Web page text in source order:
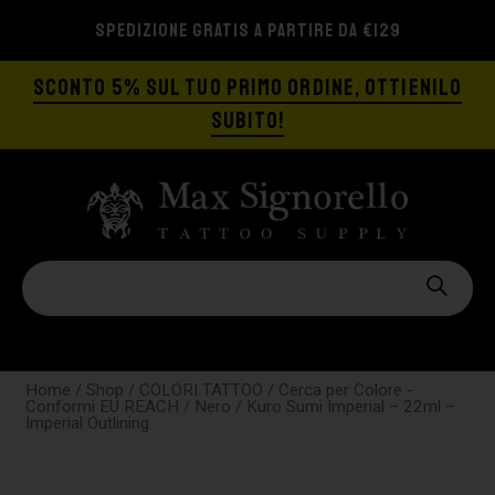
SPEDIZIONE GRATIS A PARTIRE DA €129
SCONTO 5% SUL TUO PRIMO ORDINE, OTTIENILO
SUBITO!
Home / Shop / COLORI TATTOO / Cerca per Colore -
Conformi EU REACH / Nero / Kuro Sumi Imperial – 22ml –
Imperial Outlining